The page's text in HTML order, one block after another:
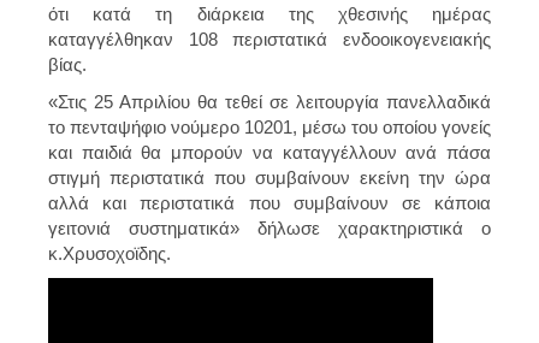
ότι κατά τη διάρκεια της χθεσινής ημέρας
καταγγέλθηκαν 108 περιστατικά ενδοοικογενειακής
βίας.
«Στις 25 Απριλίου θα τεθεί σε λειτουργία πανελλαδικά
το πενταψήφιο νούμερο 10201, μέσω του οποίου γονείς
και παιδιά θα μπορούν να καταγγέλλουν ανά πάσα
στιγμή περιστατικά που συμβαίνουν εκείνη την ώρα
αλλά και περιστατικά που συμβαίνουν σε κάποια
γειτονιά συστηματικά» δήλωσε χαρακτηριστικά ο
κ.Χρυσοχοϊδης.